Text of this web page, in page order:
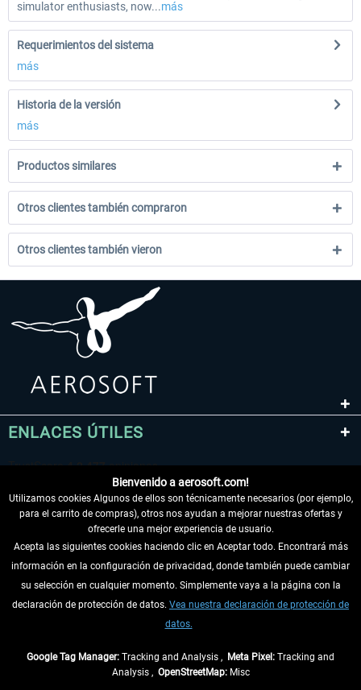
simulator enthusiasts, now...más
Requerimientos del sistema
más
Historia de la versión
más
Productos similares
Otros clientes también compraron
Otros clientes también vieron
ENLACES ÚTILES
DESISTIR DEL CONTRATO
INFORMACIÓN
Bienvenido a aerosoft.com!
Utilizamos cookies Algunos de ellos son técnicamente necesarios (por ejemplo,
para el carrito de compras), otros nos ayudan a mejorar nuestras ofertas y
ofrecerle una mejor experiencia de usuario.
Acepta las siguientes cookies haciendo clic en Aceptar todo. Encontrará más
información en la configuración de privacidad, donde también puede cambiar
su selección en cualquier momento. Simplemente vaya a la página con la
declaración de protección de datos. Vea nuestra declaración de protección de
datos.
Google Tag Manager: Tracking and Analysis , Meta Pixel: Tracking and
Analysis , OpenStreetMap:Misc